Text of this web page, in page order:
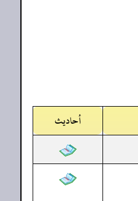
أحاديث